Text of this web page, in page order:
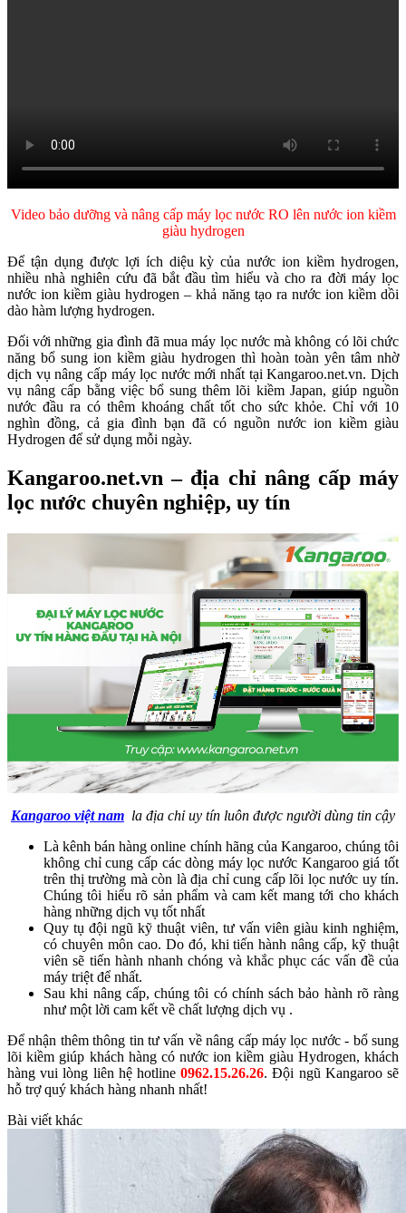
Video bảo dưỡng và nâng cấp máy lọc nước RO lên nước ion kiềm
giàu hydrogen
Để tận dụng được lợi ích diệu kỳ của nước ion kiềm hydrogen,
nhiều nhà nghiên cứu đã bắt đầu tìm hiểu và cho ra đời máy lọc
nước ion kiềm giàu hydrogen – khả năng tạo ra nước ion kiềm dồi
dào hàm lượng hydrogen.
Đối với những gia đình đã mua máy lọc nước mà không có lõi chức
năng bổ sung ion kiềm giàu hydrogen thì hoàn toàn yên tâm nhờ
dịch vụ nâng cấp máy lọc nước mới nhất tại Kangaroo.net.vn. Dịch
vụ nâng cấp bằng việc bổ sung thêm lõi kiềm Japan, giúp nguồn
nước đầu ra có thêm khoáng chất tốt cho sức khỏe. Chỉ với 10
nghìn đồng, cả gia đình bạn đã có nguồn nước ion kiềm giàu
Hydrogen để sử dụng mỗi ngày.
Kangaroo.net.vn – địa chỉ nâng cấp máy
lọc nước chuyên nghiệp, uy tín
Kangaroo việt nam la địa chỉ uy tín luôn được người dùng tin cậy
Là kênh bán hàng online chính hãng của Kangaroo, chúng tôi
không chỉ cung cấp các dòng máy lọc nước Kangaroo giá tốt
trên thị trường mà còn là địa chỉ cung cấp lõi lọc nước uy tín.
Chúng tôi hiểu rõ sản phẩm và cam kết mang tới cho khách
hàng những dịch vụ tốt nhất
Quy tụ đội ngũ kỹ thuật viên, tư vấn viên giàu kinh nghiệm,
có chuyên môn cao. Do đó, khi tiến hành nâng cấp, kỹ thuật
viên sẽ tiến hành nhanh chóng và khắc phục các vấn đề của
máy triệt để nhất.
Sau khi nâng cấp, chúng tôi có chính sách bảo hành rõ ràng
như một lời cam kết về chất lượng dịch vụ .
Để nhận thêm thông tin tư vấn về nâng cấp máy lọc nước - bổ sung
lõi kiềm giúp khách hàng có nước ion kiềm giàu Hydrogen, khách
hàng vui lòng liên hệ hotline0962.15.26.26. Đội ngũ Kangaroo sẽ
hỗ trợ quý khách hàng nhanh nhất!
Bài viết khác